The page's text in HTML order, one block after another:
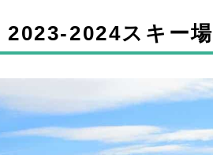
2023-2024スキー